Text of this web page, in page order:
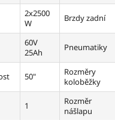
2x2500
W
Brzdy zadní
60V
25Ah
Pneumatiky
50"
Rozměry
koloběžky
1
Rozměr
nášlapu